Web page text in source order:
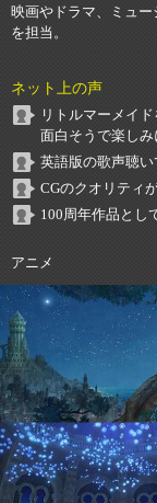
映画やドラマ、ミュ
を担当。
ネット上の声
リトルマーメイ
面白そうで楽しみ
英語版の歌声聴
CGのクオリティ
100周年作品とし
アニメ